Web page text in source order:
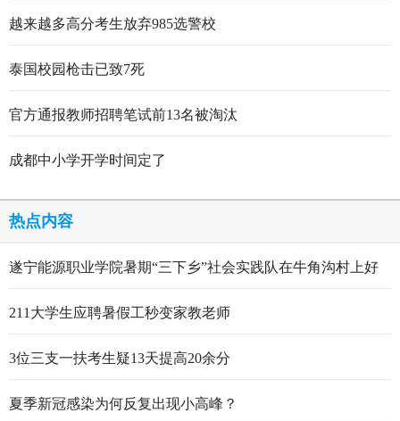
越来越多高分考生放弃985选警校
泰国校园枪击已致7死
官方通报教师招聘笔试前13名被淘汰
成都中小学开学时间定了
热点内容
遂宁能源职业学院暑期“三下乡”社会实践队在牛角沟村上好
211大学生应聘暑假工秒变家教老师
3位三支一扶考生疑13天提高20余分
夏季新冠感染为何反复出现小高峰？